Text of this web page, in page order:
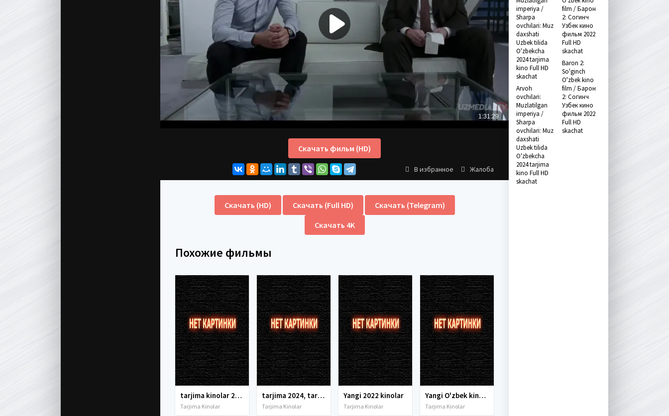
Скачать фильм (HD)
В избранное Жалоба
Скачать (HD) Скачать (Full HD)
Скачать (Telegram)
Скачать 4K
Похожие фильмы
tarjima kinolar 2025, uzbek tarjima kinolar 2025, tarjima kinolar uzbek tilida 2025, tarjima kinolar o zbek 2025, tarjima kinolar o zbek tilida 2025, yangi tarjima kinolar 2025, uzmovi tarjima kinolar 2025, uzmovi com tarjima kinolar 2025, uzbekcha t
Tarjima Kinolar
tarjima 2024, tarjima kinolar 2024, uzbek tarjima 2024, tarjima kinolar tilida tilida 2024, uzbek tilida tarjima 2024, kino tarjima 2024, uzbek tarjima kinolar 2024, tarjima kinolar 2024 uzbek tilida, tarjima kinolar 2024 o zbek, tarjima kinolar 2024
Tarjima Kinolar
Yangi 2022 kinolar
Tarjima Kinolar
Yangi O'zbek kinolar 2010-2011-2012-2013-2014-2015-2016-2017-2018-2019-2020-2021-2022-2023-2024-2025 O'zbek tilida Uzbek tarjima Full HD
Tarjima Kinolar
Arvoh
ovchilari:
Muzlatilgan
imperiya /
Sharpa
ovchilari: Muz
daxshati
Uzbek tilida
O'zbekcha
2024 tarjima
kino Full HD
skachat
Baron 2:
So'ginch
O'zbek kino
film / Барон
2: Согинч
Узбек кино
фильм 2022
Full HD
skachat